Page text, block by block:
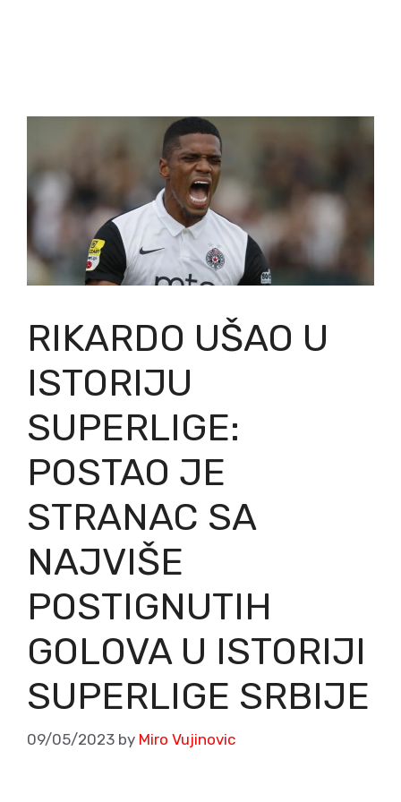
RIKARDO UŠAO U
ISTORIJU
SUPERLIGE:
POSTAO JE
STRANAC SA
NAJVIŠE
POSTIGNUTIH
GOLOVA U ISTORIJI
SUPERLIGE SRBIJE
09/05/2023 by Miro Vujinovic